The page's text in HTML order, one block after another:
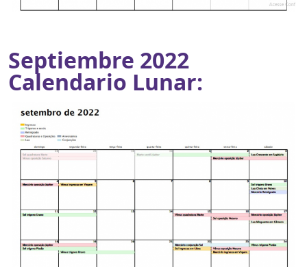
Septiembre 2022
Calendario Lunar: